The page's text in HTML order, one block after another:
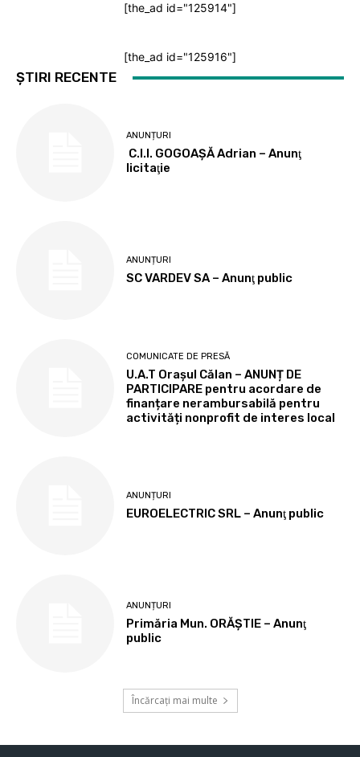
[the_ad id="125914"]
[the_ad id="125916"]
ȘTIRI RECENTE
ANUNȚURI
C.I.I. GOGOAŞĂ Adrian – Anunţ
licitaţie
ANUNȚURI
SC VARDEV SA – Anunţ public
COMUNICATE DE PRESĂ
U.A.T Orașul Călan – ANUNȚ DE
PARTICIPARE pentru acordare de
finanțare nerambursabilă pentru
activități nonprofit de interes local
ANUNȚURI
EUROELECTRIC SRL – Anunţ public
ANUNȚURI
Primăria Mun. ORĂȘTIE – Anunţ
public
Încărcați mai multe